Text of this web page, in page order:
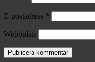
E-postadress *
Webbplats